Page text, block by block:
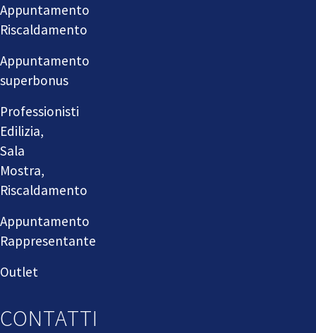
Appuntamento
Riscaldamento
Appuntamento
superbonus
Professionisti
Edilizia,
Sala
Mostra,
Riscaldamento
Appuntamento
Rappresentante
Outlet
CONTATTI